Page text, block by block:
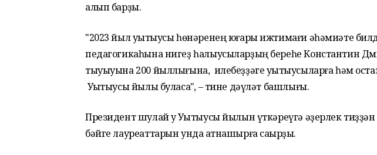
алып барҙы.
"2023 йыл уҡытыусы һөнәренең юғары ижтимағи әһәмиәте
педагогикаһына нигеҙ һалыусыларҙың береһе Константин
тыуыуына 200 йыллығына, илебеҙҙәге уҡытыусыларға һәм
Уҡытыусы йылы буласаҡ", – тине дәүләт башлығы.
Президент шулай уҡ Уҡытыусы йылын үткәреүгә әҙерлек
бәйге лауреаттарын унда ҡатнашырға саҡырҙы.